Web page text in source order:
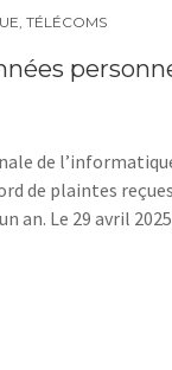
TÉLÉCOMS
de
de plaintes
an. Le 29 avril